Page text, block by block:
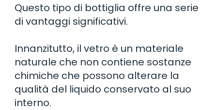
Questo tipo di bottiglia offre una serie
di vantaggi significativi.
Innanzitutto, il vetro è un materiale
naturale che non contiene sostanze
chimiche che possono alterare la
qualità del liquido conservato al suo
interno.